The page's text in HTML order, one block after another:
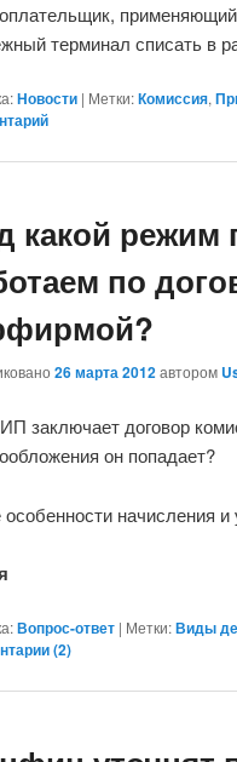
терминал списать в
Новости | Метки:Комиссия,
какой режим
по
26 марта 2012автором
заключает договор
он попадает?
особенности начисления
Вопрос-ответ | Метки:Виды
(2)